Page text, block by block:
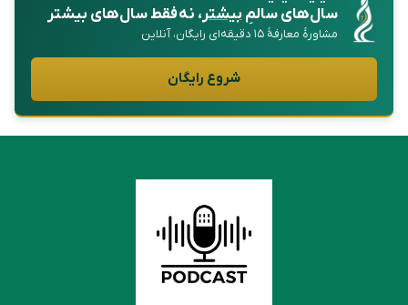
سال‌های سالمِبیشتر، نه فقط سال‌های بیشتر
مشاورهٔ معارفهٔ ۱۵ دقیقه‌ای رایگان، آنلاین
شروع رایگان